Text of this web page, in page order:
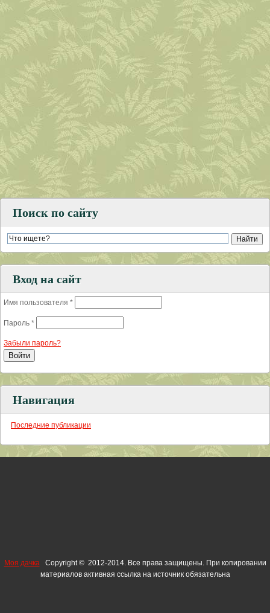
Поиск по сайту
Вход на сайт
Имя пользователя *
Пароль *
Забыли пароль?
Навигация
Последние публикации
Моя дачка
Copyright © 2012-2014. Все права защищены. При копировании
материалов активная ссылка на источник обязательна